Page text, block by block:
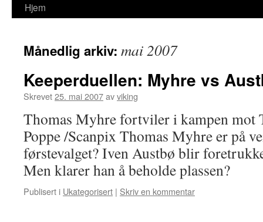
Hopp
innhold
Hjem
Månedlig arkiv: mai 2007
Keeperduellen: Myhre vs
Skrevet25. mai 2007avviking
Thomas Myhre fortviler i kampen mot
Poppe /Scanpix Thomas Myhre er på
førstevalget? Iven Austbø blir
Men klarer han å beholde plassen?
Publisert i Ukategorisert | Skriv en kommentar